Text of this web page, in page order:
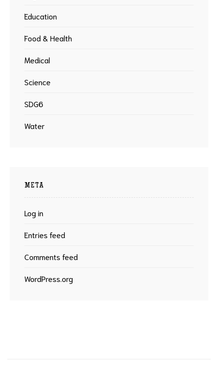
Education
Food & Health
Medical
Science
SDG6
Water
META
Log in
Entries feed
Comments feed
WordPress.org